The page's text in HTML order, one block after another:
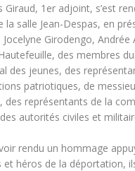
Giraud, 1er adjoint, s’est
la salle Jean-Despas, en
Girodengo, Andrée
des membres
des jeunes, des
patriotiques, de
des représentants de la
autorités civiles et
rendu un hommage
et héros de la déportation,